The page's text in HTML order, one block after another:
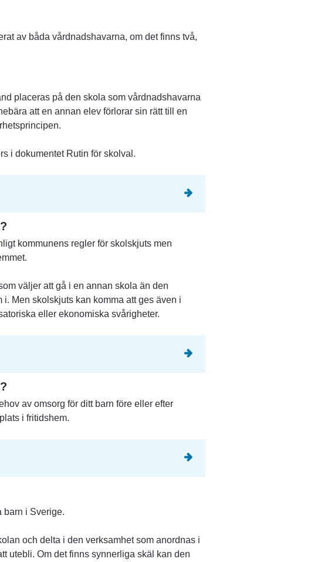
av båda vårdnadshavarna, om det finns två,
placeras på den skola som vårdnadshavarna
att en annan elev förlorar sin rätt till en
i dokumentet Rutin för skolval.
kommunens regler för skolskjuts men
väljer att gå i en annan skola än den
Men skolskjuts kan komma att ges även i
eller ekonomiska svårigheter.
av omsorg för ditt barn före eller efter
i fritidshem.
barn i Sverige.
och delta i den verksamhet som anordnas i
utebli. Om det finns synnerliga skäl kan den